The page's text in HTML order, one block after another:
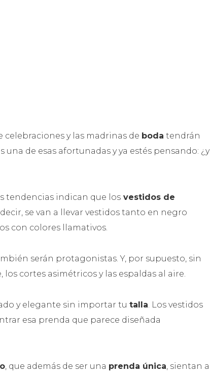
celebraciones y las madrinas de boda tendrán
de esas afortunadas y ya estés pensando: ¿y
tendencias indican que los vestidos de
se van a llevar vestidos tanto en negro
con colores llamativos.
serán protagonistas. Y, por supuesto, sin
cortes asimétricos y las espaldas al aire.
y elegante sin importar tu talla. Los vestidos
esa prenda que parece diseñada
, que además de ser una prenda única, sientan a